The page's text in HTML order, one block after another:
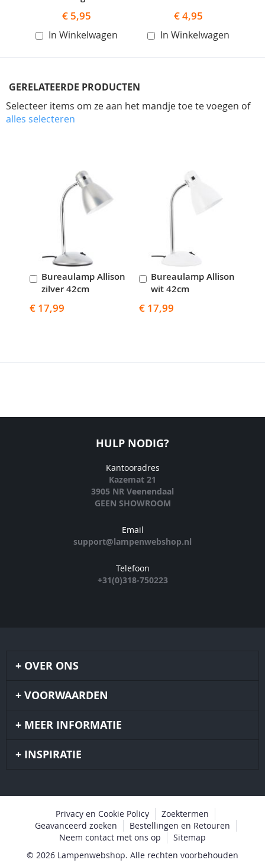
€ 5,95
In Winkelwagen
€ 4,95
In Winkelwagen
GERELATEERDE PRODUCTEN
Selecteer items om ze aan het mandje toe te voegen of
alles selecteren
Bureaulamp Allison
zilver 42cm
€ 17,99
In
Winkelwagen
Bureaulamp Allison
wit 42cm
€ 17,99
In
Winkelwagen
HULP NODIG?
Kantooradres
Kazemat 21
3905 NR Veenendaal
GEEN SHOWROOM
Email
support@lampenwebshop.nl
Telefoon
+31(0)318-750223
OVER ONS
VOORWAARDEN
MEER INFORMATIE
INSPIRATIE
Privacy en Cookie Policy
Zoektermen
Geavanceerd zoeken
Bestellingen en Retouren
Neem contact met ons op
Sitemap
© 2026 Lampenwebshop. Alle rechten voorbehouden